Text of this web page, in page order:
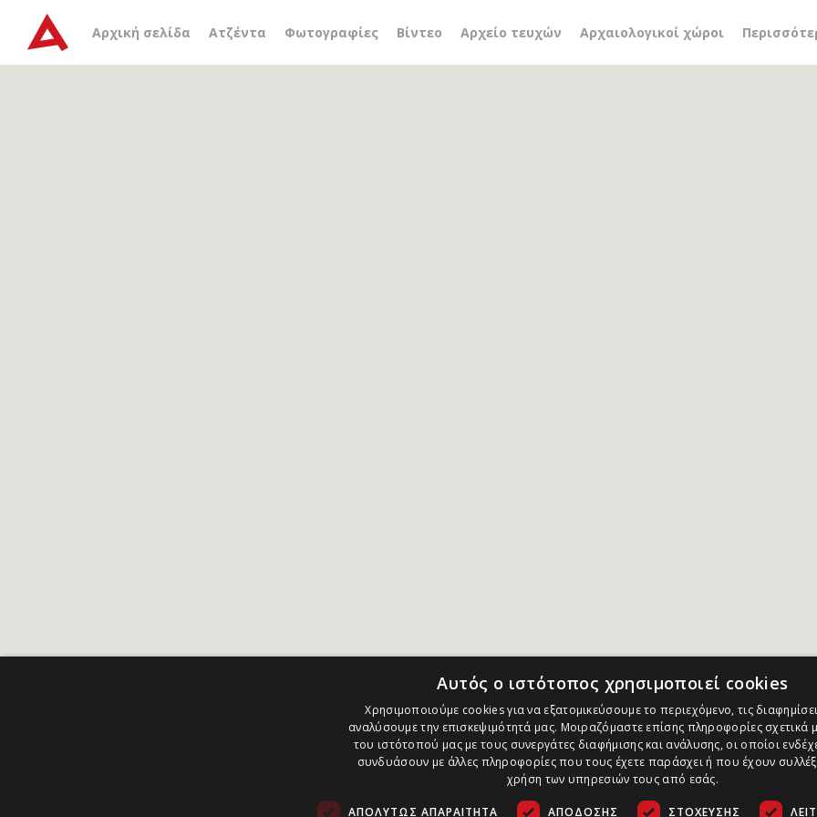
Αρχική σελίδα Ατζέντα Φωτογραφίες Βίντεο Αρχείο τευχών Αρχαιολογικοί χώροι
Αρχείο ετικέτας Καμίλο Νόλλας
Αυτός ο ιστότοπος χρησιμοποιεί cookies
Χρησιμοποιούμε cookies για να εξατομικεύσουμε το περιεχόμενο, τις
αναλύσουμε την επισκεψιμότητά μας. Μοιραζόμαστε επίσης πληροφορίες σχετικά
του ιστότοπού μας με τους συνεργάτες διαφήμισης και ανάλυσης, οι οποίοι
συνδυάσουν με άλλες πληροφορίες που τους έχετε παράσχει ή που έχουν
χρήση των υπηρεσιών τους από εσάς.
ΑΠΟΛΎΤΩΣ ΑΠΑΡΑΊΤΗΤΑ ΑΠΌΔΟΣΗΣ ΣΤΌΧΕΥΣΗΣ